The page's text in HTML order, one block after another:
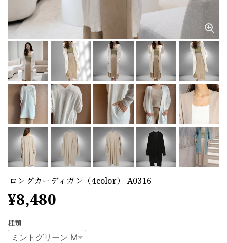
ロングカーディガン（4color） A0316
¥8,480
種類